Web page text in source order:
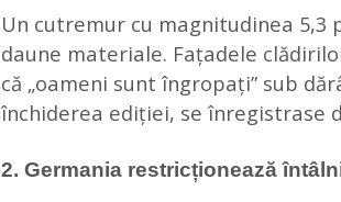
Un cutremur cu magnitudinea 5,3
daune materiale. Fațadele
că „oameni sunt îngropați” sub
închiderea ediției, se înregistrase
2. Germania restricționează